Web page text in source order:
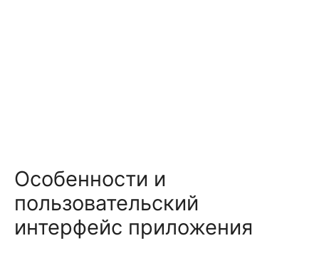
Особенности и
пользовательский
интерфейс приложения